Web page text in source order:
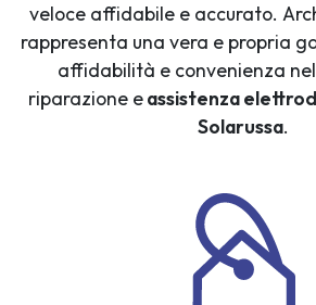
veloce affidabile e accurato.
rappresenta una vera e propria
affidabilità e convenienza
riparazione eassistenza
Solarussa.